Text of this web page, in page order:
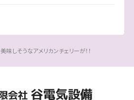
美味しそうなアメリカンチェリーが！！